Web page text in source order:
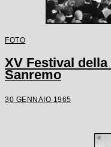
FOTO
XV Festival
Sanremo
30 GENNAIO 1965